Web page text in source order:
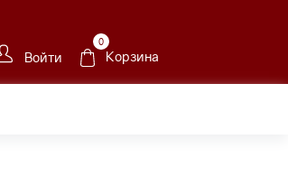
Войти
0
Корзина